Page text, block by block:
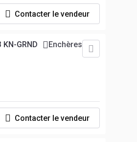
Contacter le vendeur
GRND
Enchères
Contacter le vendeur